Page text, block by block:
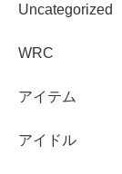
Uncategorized
WRC
アイテム
アイドル